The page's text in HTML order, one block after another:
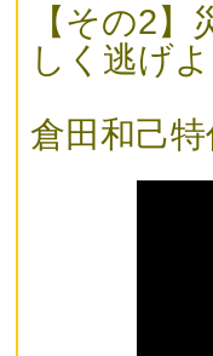
【その2
しく逃げ
名古
倉田和己